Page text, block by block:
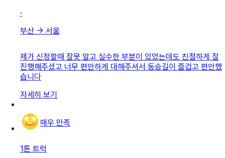
·
부산 → 서울
제가 신청할때 잘못 알고 실수한 부분이 있었는데도 친절하게 잘
진행해주셨고 너무 편안하게 대해주셔서 동승길이 즐겁고 편안했
습니다
자세히 보기
매우 만족
1톤 트럭